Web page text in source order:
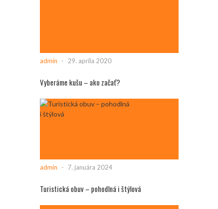
admin - 29. apríla 2020
Vyberáme kušu – ako začať?
admin - 7. januára 2024
Turistická obuv – pohodlná i štýlová